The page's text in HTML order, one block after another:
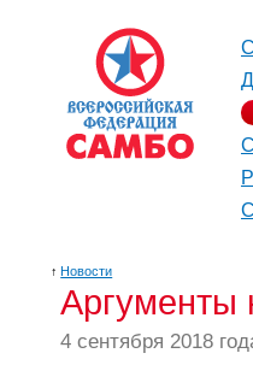
↑ Новости
Аргументы
4 сентября 2018